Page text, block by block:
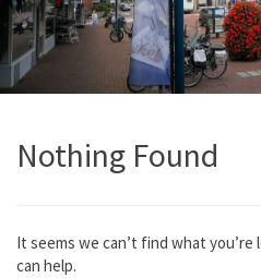
Nothing Found
It seems we can’t find what
can help.